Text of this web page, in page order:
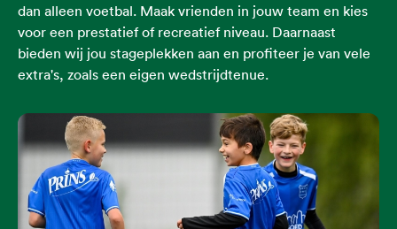
dan alleen voetbal. Maak vrienden in jouw team en kies
voor een prestatief of recreatief niveau. Daarnaast
bieden wij jou stageplekken aan en profiteer je van vele
extra's, zoals een eigen wedstrijdtenue.